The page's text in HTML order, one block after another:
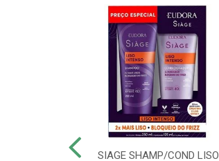
SIAGE SHAMP/COND LISO